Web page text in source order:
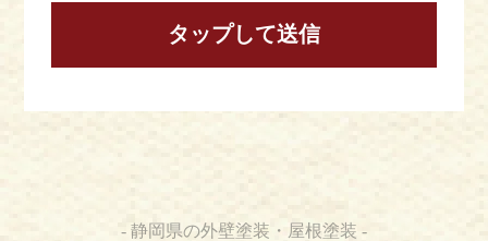
- 静岡県の外壁塗装・屋根塗装 -